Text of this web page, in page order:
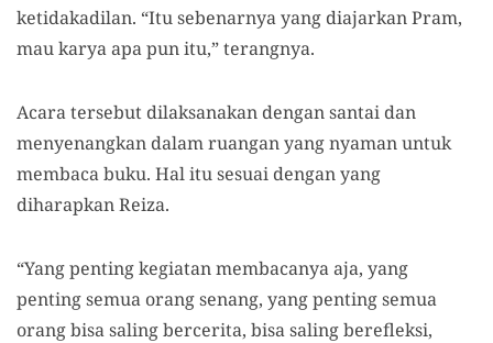
ketidakadilan. “Itu sebenarnya yang diajarkan Pram,
mau karya apa pun itu,” terangnya.
Acara tersebut dilaksanakan dengan santai dan
menyenangkan dalam ruangan yang nyaman untuk
membaca buku. Hal itu sesuai dengan yang
diharapkan Reiza.
“Yang penting kegiatan membacanya aja, yang
penting semua orang senang, yang penting semua
orang bisa saling bercerita, bisa saling berefleksi,